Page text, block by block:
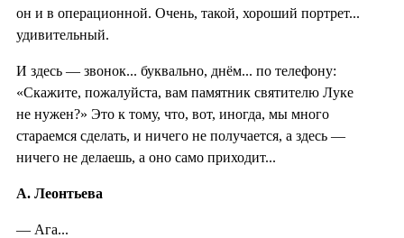
он и в операционной. Очень, такой, хороший портрет...
удивительный.
И здесь — звонок... буквально, днём... по телефону:
«Скажите, пожалуйста, вам памятник святителю Луке
не нужен?» Это к тому, что, вот, иногда, мы много
стараемся сделать, и ничего не получается, а здесь —
ничего не делаешь, а оно само приходит...
А. Леонтьева
— Ага...